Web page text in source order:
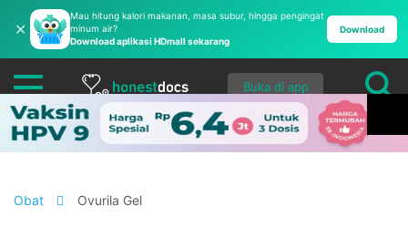
✕
Mau hitung kalori makanan, masa subur, hingga pengingat
minum air?
Download aplikasi HDmall sekarang
Download
Buka di app
Obat Ovurila Gel